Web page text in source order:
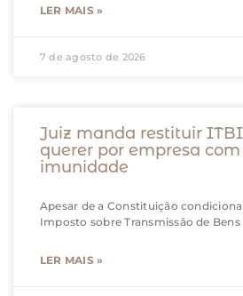
LER MAIS »
7 de agosto de 2026
Juiz manda restituir
querer por empresa
imunidade
Apesar de a Constituição
Imposto sobre Transmissão de Bens
LER MAIS »